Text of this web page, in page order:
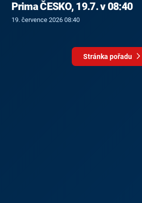
Prima ČESKO, 19.7. v 08:40
19. července 2026 08:40
Stránka pořadu